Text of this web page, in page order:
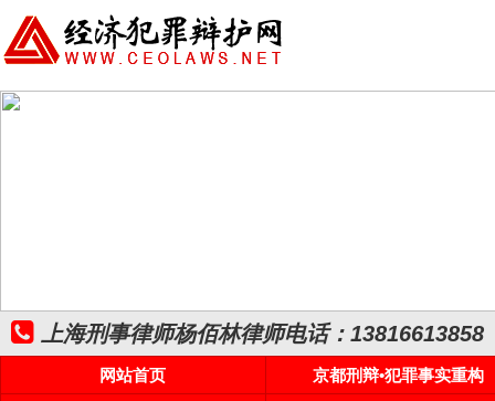
上海刑事律师杨佰林律师电话：13816613858
网站首页
京都刑辩•犯罪事实重构